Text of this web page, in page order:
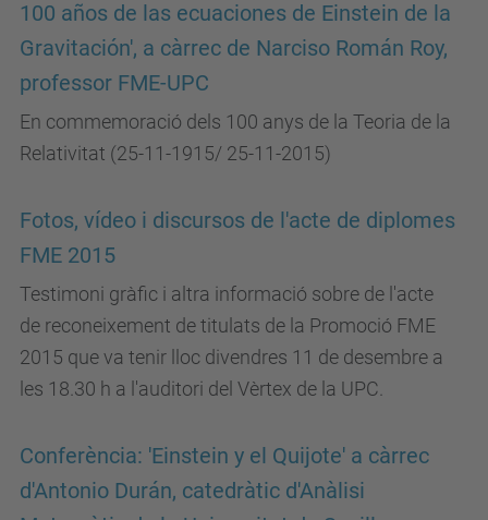
100 años de las ecuaciones de Einstein de la
Gravitación', a càrrec de Narciso Román Roy,
professor FME-UPC
En commemoració dels 100 anys de la Teoria de la
Relativitat (25-11-1915/ 25-11-2015)
Fotos, vídeo i discursos de l'acte de diplomes
FME 2015
Testimoni gràfic i altra informació sobre de l'acte
de reconeixement de titulats de la Promoció FME
2015 que va tenir lloc divendres 11 de desembre a
les 18.30 h a l'auditori del Vèrtex de la UPC.
Conferència: 'Einstein y el Quijote' a càrrec
d'Antonio Durán, catedràtic d'Anàlisi